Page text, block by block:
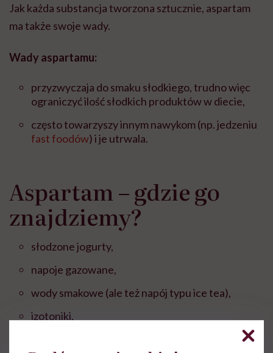
Jak każda substancja tworzona sztucznie, aspartam
ma także swoje wady.
Wady aspartamu:
przyzwyczaja do smaku słodkiego, trudno więc
ograniczyć ilość słodkich produktów w diecie,
często towarzyszy innym nawykom (np. jedzeniu
fast foodów) i je utrwala.
Aspartam – gdzie go
znajdziemy?
słodzone jogurty,
napoje gazowane,
wody smakowe (ale też napój typu ice tea),
izotoniki,